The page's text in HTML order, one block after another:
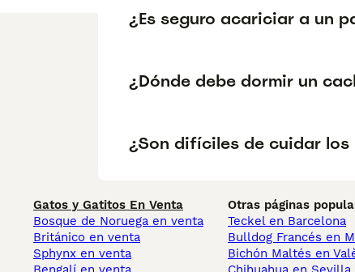
¿Es seguro acariciar a un
¿Dónde debe dormir un
¿Son difíciles de cuidar los
Gatos y Gatitos En Venta
Bosque de Noruega en venta
Británico en venta
Sphynx en venta
Otras páginas
Teckel en Barcelona
Bulldog Francés en
Bichón Maltés en